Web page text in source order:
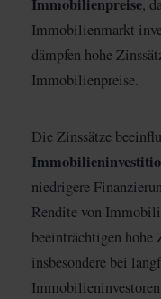
Immobilienpreise,
Immobilienmarkt
dämpfen hohe
Immobilienpreise.
Die Zinssätze
niedrigere
Rendite von
beeinträchtigen
insbesondere bei
Immobilieninvestoren